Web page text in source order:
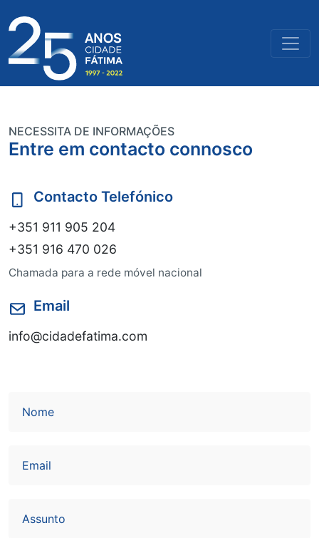
NECESSITA DE INFORMAÇÕES
Entre em contacto connosco
Contacto Telefónico
+351 911 905 204
+351 916 470 026
Chamada para a rede móvel nacional
Email
info@cidadefatima.com